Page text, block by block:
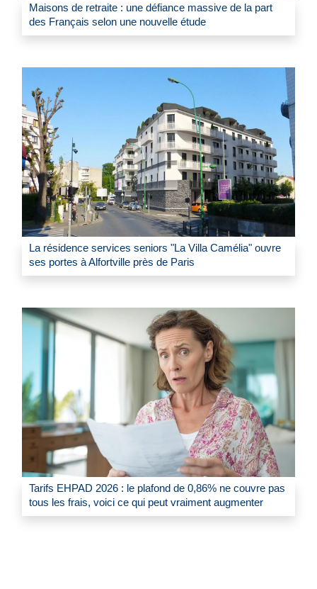
Maisons de retraite : une défiance massive de la part
des Français selon une nouvelle étude
La résidence services seniors "La Villa Camélia" ouvre
ses portes à Alfortville près de Paris
Tarifs EHPAD 2026 : le plafond de 0,86% ne couvre pas
tous les frais, voici ce qui peut vraiment augmenter